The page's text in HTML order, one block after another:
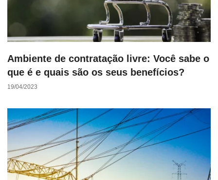
Ambiente de contratação livre: Você sabe o
que é e quais são os seus benefícios?
19/04/2023